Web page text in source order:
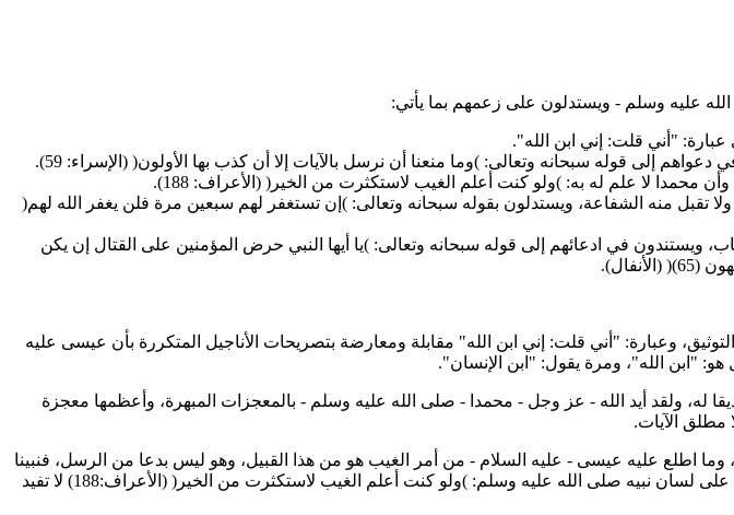
عليه وسلم - ويستدلون على زعمهم بما يأتي:
"أني قلت: إني ابن الله".
إلى قوله سبحانه وتعالى: )وما منعنا أن نرسل بالآيات إلا أن كذب بها الأولون( (الإسراء: 59).
تقبل منه الشفاعة، ويستدلون بقوله سبحانه وتعالى: )إن تستغفر لهم سبعين مرة فلن يغفر الله لهم(
ويستندون في ادعائهم إلى قوله سبحانه وتعالى: )يا أيها النبي حرض المؤمنين على القتال إن يكن
وعبارة: "أني قلت: إني ابن الله" مقابلة ومعارضة بتصريحات الأناجيل المتكررة بأن عيسى عليه
"ابن الله"، ومرة يقول: "ابن الإنسان".
له، ولقد أيد الله - عز وجل - محمدا - صلى الله عليه وسلم - بالمعجزات المبهرة، وأعظمها معجزة
مطلق الآيات.
اطلع عليه عيسى - عليه السلام - من أمر الغيب هو من هذا القبيل، وهو ليس بدعا من الرسل، فنبينا
محمد - صلى الله عليه وسلم - أيضا ممن أطلعه الله - عز وجل - على أمور غيبية، وقوله - سبحانه وتعالى - على لسان نبيه صلى الله عليه وسلم: )ولو كنت أعلم الغيب لاستكثرت من الخير( (الأعراف:188) لا تفيد